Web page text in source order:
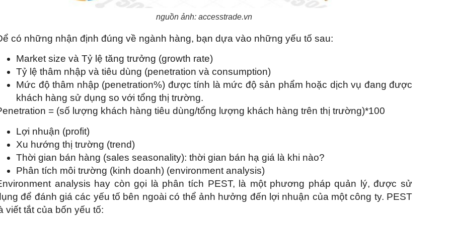
nguồn ảnh: accesstrade.vn
có những nhận định đúng về ngành hàng, bạn dựa vào những yếu tố sau:
Market size và Tỷ lệ tăng trưởng (growth rate)
Tỷ lệ thâm nhập và tiêu dùng (penetration và consumption)
Mức độ thâm nhập (penetration%) được tính là mức độ sản phẩm hoặc dịch vụ đang được
khách hàng sử dụng so với tổng thị trường.
= (số lượng khách hàng tiêu dùng/tổng lượng khách hàng trên thị trường)*100
Lợi nhuận (profit)
Xu hướng thị trường (trend)
Thời gian bán hàng (sales seasonality): thời gian bán hạ giá là khi nào?
Phân tích môi trường (kinh doanh) (environment analysis)
analysis hay còn gọi là phân tích PEST, là một phương pháp quản lý, được sử
để đánh giá các yếu tố bên ngoài có thể ảnh hưởng đến lợi nhuận của một công ty. PEST
viết tắt của bốn yếu tố: